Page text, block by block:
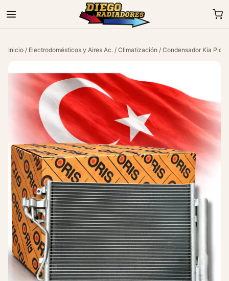
Inicio / Electrodomésticos y Aires Ac. / Climatización / Condensador Kia